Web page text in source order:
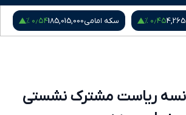
۰٫۴۵ % سکه امامی185,015,000۰٫۵۴ %
ریاست مشترک نشستی